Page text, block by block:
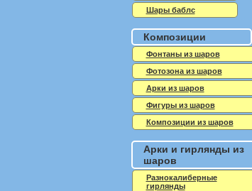
Шары баблс
Композиции
Фонтаны из шаров
Фотозона из шаров
Арки из шаров
Фигуры из шаров
Композиции из шаров
Арки и гирлянды из
шаров
Разнокалиберные
гирлянды